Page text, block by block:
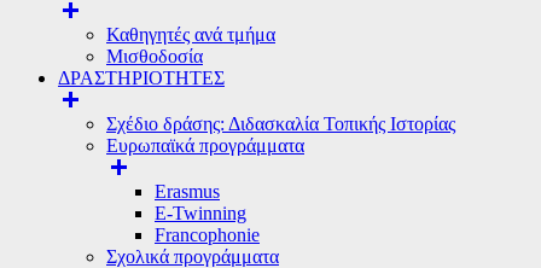
Καθηγητές ανά τμήμα
Μισθοδοσία
ΔΡΑΣΤΗΡΙΟΤΗΤΕΣ
Σχέδιο δράσης: Διδασκαλία Τοπικής Ιστορίας
Ευρωπαϊκά προγράμματα
Erasmus
E-Twinning
Francophonie
Σχολικά προγράμματα